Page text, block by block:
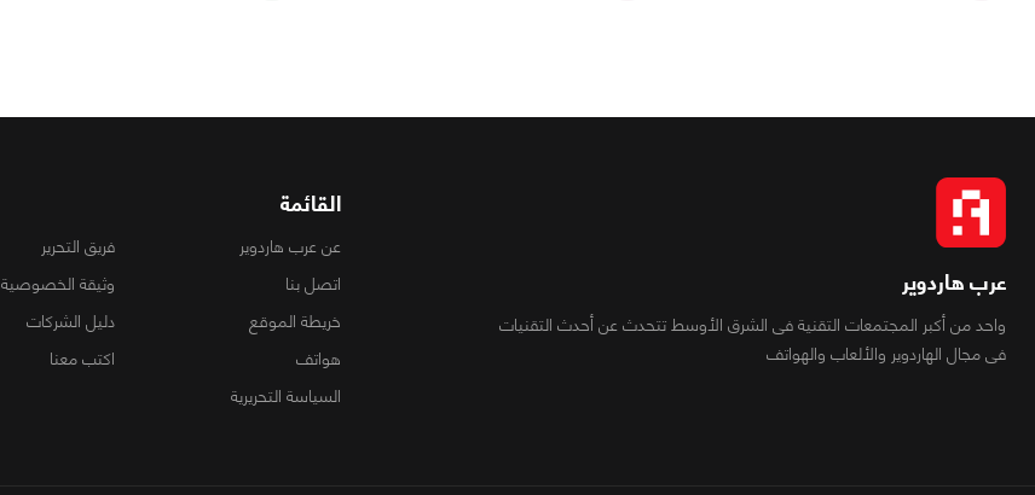
عرب هاردوير
واحد من أكبر المجتمعات التقنية فى الشرق الأوسط تتحدث عن أحدث التقنيات
فى مجال الهاردوير والألعاب والهواتف
القائمة
عن عرب هاردوير
فريق التحرير
اتصل بنا
وثيقة الخصوصية
خريطة الموقع
دليل الشركات
هواتف
اكتب معنا
السياسة التحريرية